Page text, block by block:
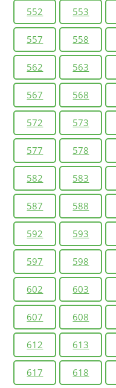
552 553
557 558
562 563
567 568
572 573
577 578
582 583
587 588
592 593
597 598
602 603
607 608
612 613
617 618